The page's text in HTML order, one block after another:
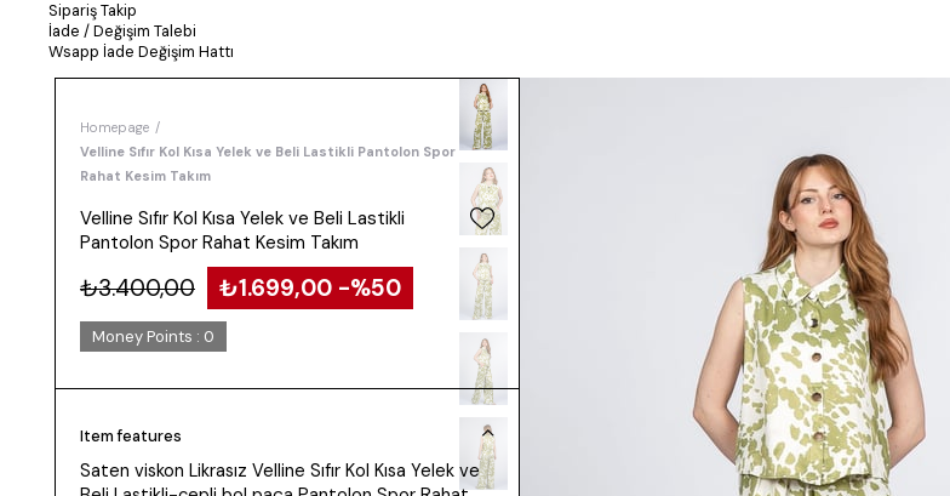
Sipariş Takip
İade / Değişim Talebi
Wsapp İade Değişim Hattı
Homepage
Velline Sıfır Kol Kısa Yelek ve Beli Lastikli Pantolon Spor
Rahat Kesim Takım
Velline Sıfır Kol Kısa Yelek ve Beli Lastikli
Pantolon Spor Rahat Kesim Takım
₺3.400,00 ₺1.699,00 50
Money Points : 0
Item features
Saten viskon Likrasız Velline Sıfır Kol Kısa Yelek ve